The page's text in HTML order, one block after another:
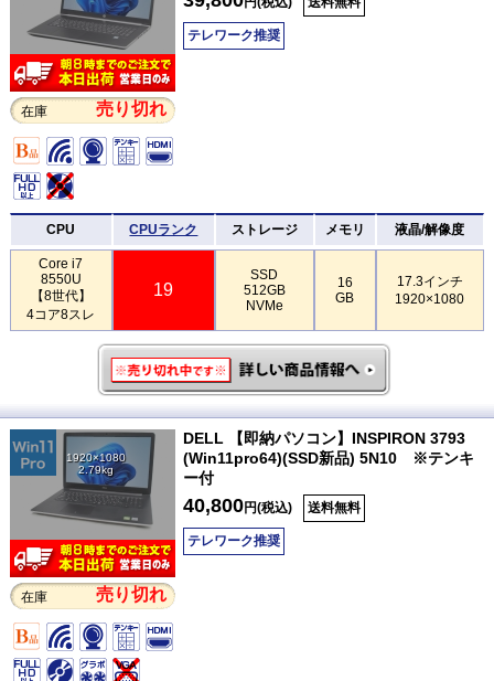
在庫 売り切れ
テレワーク推奨
CPU CPUランク ストレージ メモリ 液晶/解像度
Core i7
8550U
【8世代】
4コア8スレ
19
SSD
512GB
NVMe
16
GB
17.3インチ
1920×1080
1920×1080
2.79kg
在庫 売り切れ
DELL 【即納パソコン】INSPIRON 3793
(Win11pro64)(SSD新品) 5N10 ※テンキ
ー付
40,800円(税込) 送料無料
テレワーク推奨